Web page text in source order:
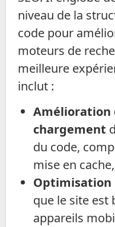
niveau de la
code pour
moteurs de
meilleure
inclut :
Amélioration
chargement
du code,
mise en
que le site est
appareils